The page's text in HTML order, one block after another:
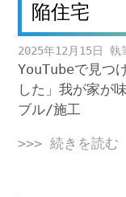
陥住宅
2025年12月15日
YouTubeで見つ
した」我が家が
ブル/施工
>>> 続きを読む